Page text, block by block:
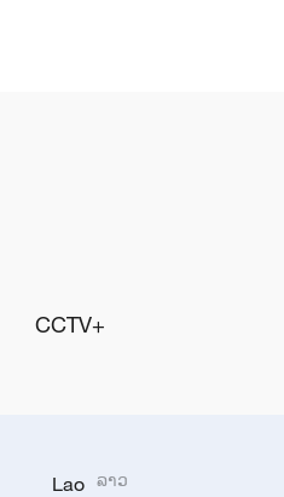
CCTV+
Lao ລາວ